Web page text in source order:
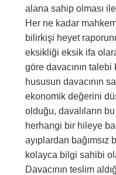
alana sahip olması
Her ne kadar
bilirkişi heyet
eksikliği eksik ifa
göre davacının
hususun davacının
ekonomik değerini
olduğu, davalıların
herhangi bir hileye
ayıplardan bağımsız
kolayca bilgi sahibi
Davacının teslim